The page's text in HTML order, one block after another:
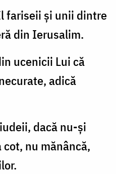
fariseii şi unii dintre
din Ierusalim.
ucenicii Lui că
adică
dacă nu-şi
nu mănâncă,